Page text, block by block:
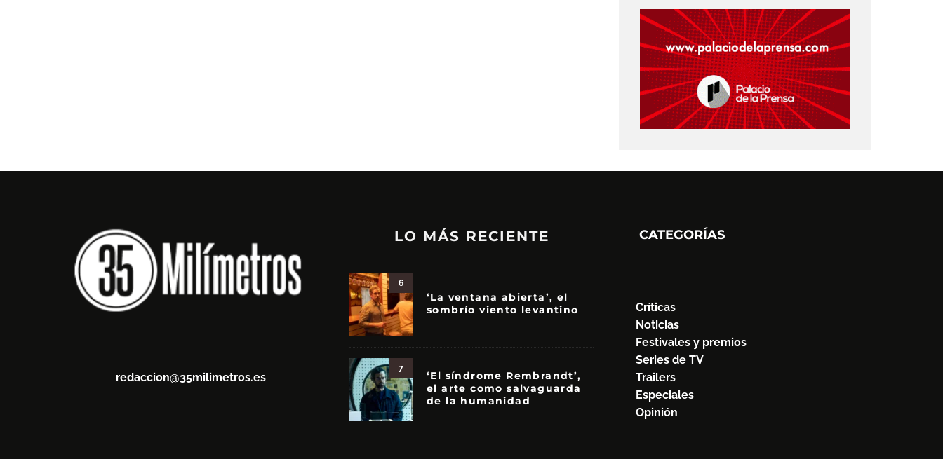
redaccion@35milimetros.es
LO MÁS RECIENTE
6
‘La ventana abierta’, el
sombrío viento levantino
7
‘El síndrome Rembrandt’,
el arte como salvaguarda
de la humanidad
CATEGORÍAS
Críticas
Noticias
Festivales y premios
Series de TV
Trailers
Especiales
Opinión